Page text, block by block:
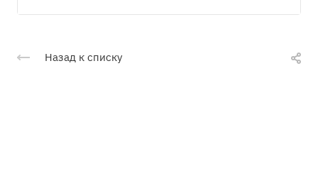
Назад к списку